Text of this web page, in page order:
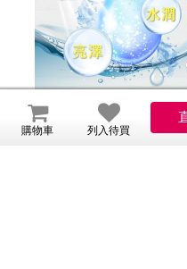
購物車 列入待買